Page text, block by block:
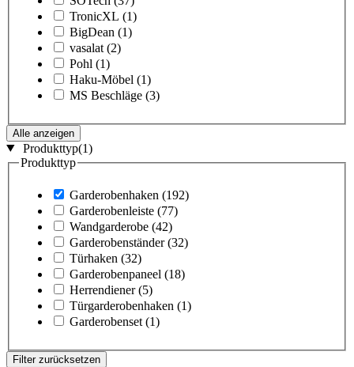
TronicXL (1)
BigDean (1)
vasalat (2)
Pohl (1)
Haku-Möbel (1)
MS Beschläge (3)
Alle anzeigen
Produkttyp(1)
Produkttyp
Garderobenhaken (192)
Garderobenleiste (77)
Wandgarderobe (42)
Garderobenständer (32)
Türhaken (32)
Garderobenpaneel (18)
Herrendiener (5)
Türgarderobenhaken (1)
Garderobenset (1)
Filter zurücksetzen